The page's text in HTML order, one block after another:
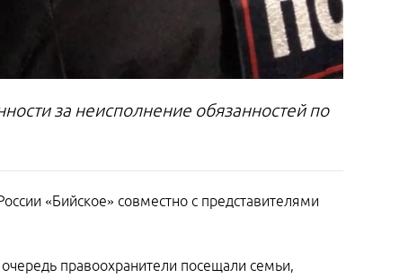
за неисполнение обязанностей по
«Бийское» совместно с представителями
правоохранители посещали семьи,